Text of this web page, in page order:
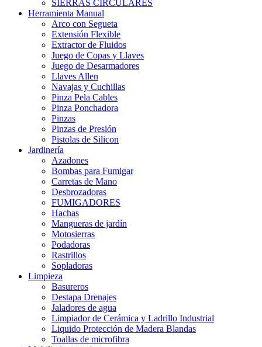
SIERRAS CIRCULARES
Herramienta Manual
Arco con Segueta
Extensión Flexible
Extractor de Fluidos
Juego de Copas y Llaves
Juego de Desarmadores
Llaves Allen
Navajas y Cuchillas
Pinza Pela Cables
Pinza Ponchadora
Pinzas
Pinzas de Presión
Pistolas de Silicon
Jardinería
Azadones
Bombas para Fumigar
Carretas de Mano
Desbrozadoras
FUMIGADORES
Hachas
Mangueras de jardín
Motosierras
Podadoras
Rastrillos
Sopladoras
Limpieza
Basureros
Destapa Drenajes
Jaladores de agua
Limpiador de Cerámica y Ladrillo Industrial
Liquido Protección de Madera Blandas
Toallas de microfibra